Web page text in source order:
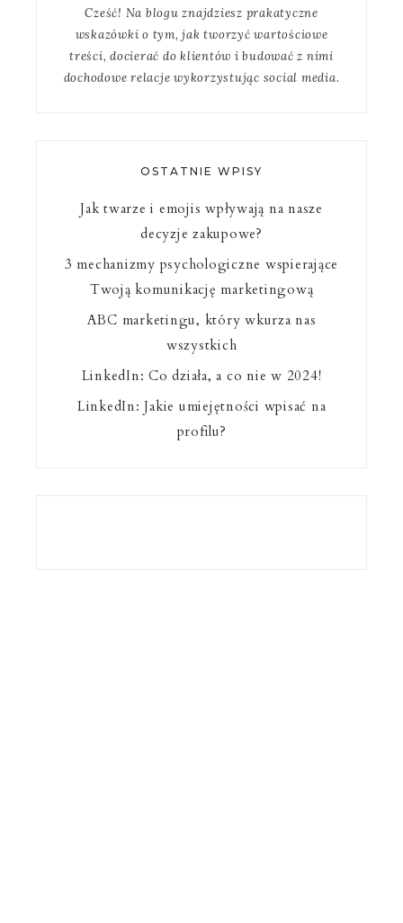
Cześć! Na blogu znajdziesz prakatyczne
wskazówki o tym, jak tworzyć wartościowe
treści, docierać do klientów i budować z nimi
dochodowe relacje wykorzystując social media.
OSTATNIE WPISY
Jak twarze i emojis wpływają na nasze
decyzje zakupowe?
3 mechanizmy psychologiczne wspierające
Twoją komunikację marketingową
ABC marketingu, który wkurza nas
wszystkich
LinkedIn: Co działa, a co nie w 2024!
LinkedIn: Jakie umiejętności wpisać na
profilu?